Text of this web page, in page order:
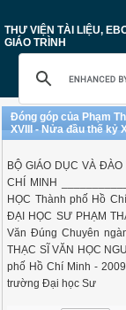
THƯ VIỆN TÀI LIỆU,
GIÁO TRÌNH
Đóng góp của Phạm
XVIII - Nửa đầu thế kỷ
BỘ GIÁO DỤC VÀ
CHÍ MINH
HỌC Thành phố Hồ
ĐẠI HỌC SƯ PHẠM
Văn Đúng Chuyên
THẠC SĨ VĂN HỌC
phố Hồ Chí Minh -
trường Đại học Sư